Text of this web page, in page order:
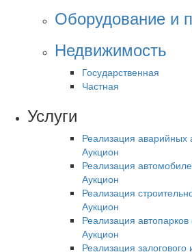
Оборудование и
Недвижимость
Государственная
Частная
Услуги
Реализация аварийных
Аукцион
Реализация
Аукцион
Реализация
Аукцион
Реализация
Аукцион
Реализация